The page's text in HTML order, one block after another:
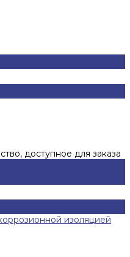
доступное для заказа
изоляцией